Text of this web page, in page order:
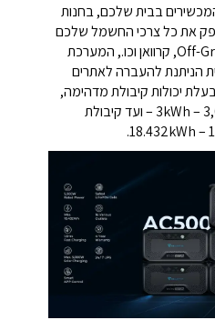
בבית שלכם, בחנות
את כל צרכי החשמל שלכם
בכל אתר מרוחק מהרשת Off-Grid, קרוואן וכו., המערכת
הניתנת להעברה לאתרים
יכולות קיבולת מדהימה,
הניתנת להרחבה מ 3kWh – 3,072Wh – ועד קיבולת